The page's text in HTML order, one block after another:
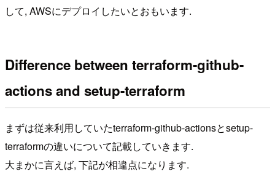
して, AWSにデプロイしたいとおもいます.
Difference between terraform-github-
actions and setup-terraform
まずは従来利用していたterraform-github-actionsとsetup-
terraformの違いについて記載していきます.
大まかに言えば, 下記が相違点になります.